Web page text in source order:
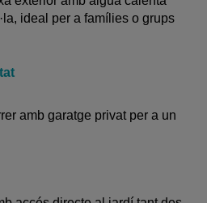
ideal per a famílies o grups
amb garatge privat per a un